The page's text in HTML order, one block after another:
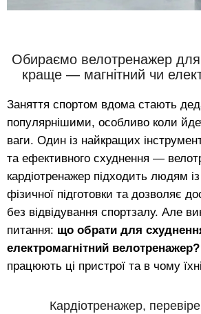
Обираємо велотренажер
краще — магнітний чи
Заняття спортом вдома стають
популярнішими, особливо коли
ваги. Один із найкращих
та ефективного схуднення —
кардіотренажер підходить людям
фізичної підготовки та дозволяє
без відвідування спортзалу. Але
питання: що обрати для
електромагнітний велотренажер?
працюють ці пристрої та в чому
Кардіотренажер,